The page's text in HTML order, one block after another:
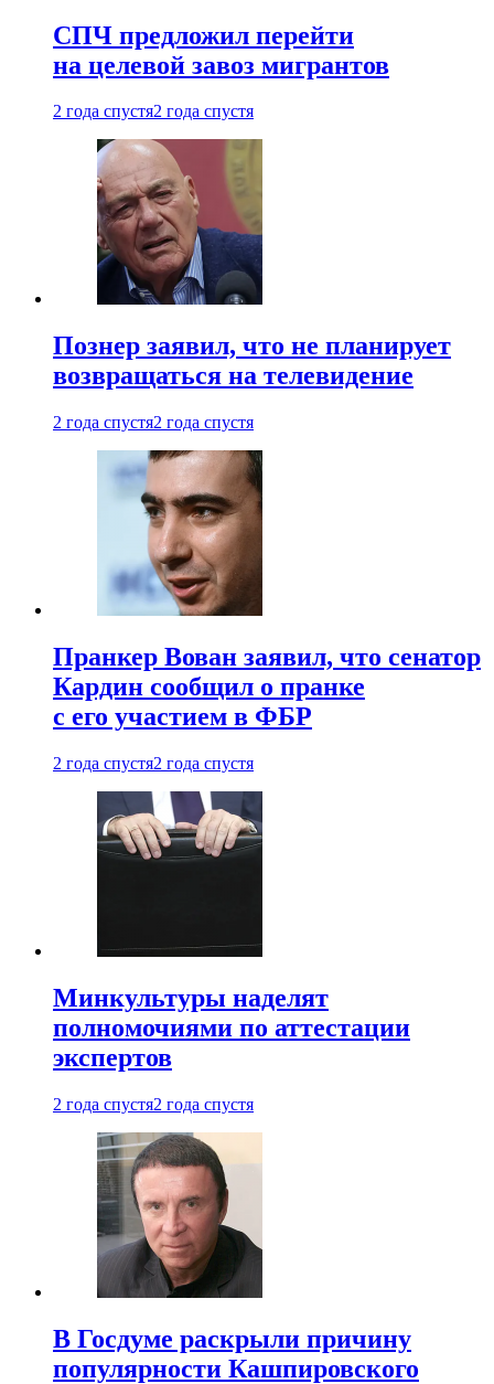
СПЧ предложил перейти
на целевой завоз мигрантов
2 года спустя2 года спустя
Познер заявил, что не планирует
возвращаться на телевидение
2 года спустя2 года спустя
Пранкер Вован заявил, что сенатор
Кардин сообщил о пранке
с его участием в ФБР
2 года спустя2 года спустя
Минкультуры наделят
полномочиями по аттестации
экспертов
2 года спустя2 года спустя
В Госдуме раскрыли причину
популярности Кашпировского